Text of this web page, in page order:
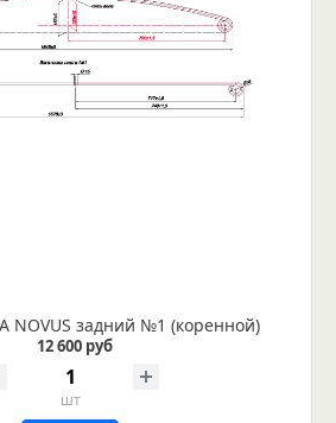
NOVUS задний №1 (коренной)
12 600 руб
шт